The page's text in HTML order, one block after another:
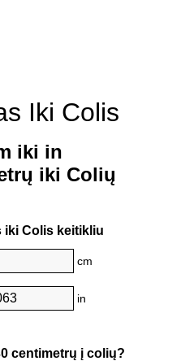
Iki Colis
iki in
iki Colių
iki Colis keitikliu
cm
in
centimetrų į colių?